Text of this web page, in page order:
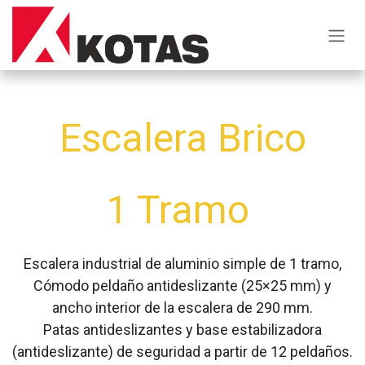
Ir al contenido
Escalera Brico
1 Tramo
Escalera industrial de aluminio simple de 1 tramo,
Cómodo peldaño antideslizante (25×25 mm) y
ancho interior de la escalera de 290 mm.
Patas antideslizantes y base estabilizadora
(antideslizante) de seguridad a partir de 12 peldaños.